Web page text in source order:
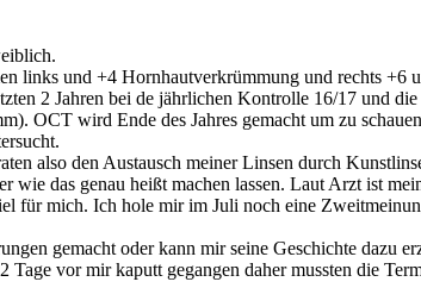
links und +4 Hornhautverkrümmung und rechts +6
2 Jahren bei de jährlichen Kontrolle 16/17 und
OCT wird Ende des Jahres gemacht um zu
also den Austausch meiner Linsen durch
wie das genau heißt machen lassen. Laut Arzt ist
für mich. Ich hole mir im Juli noch eine
gemacht oder kann mir seine Geschichte
Tage vor mir kaputt gegangen daher mussten die